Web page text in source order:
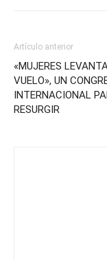
Artículo anterior
«MUJERES
VUELO», UN
INTERNACIONAL
RESURGIR